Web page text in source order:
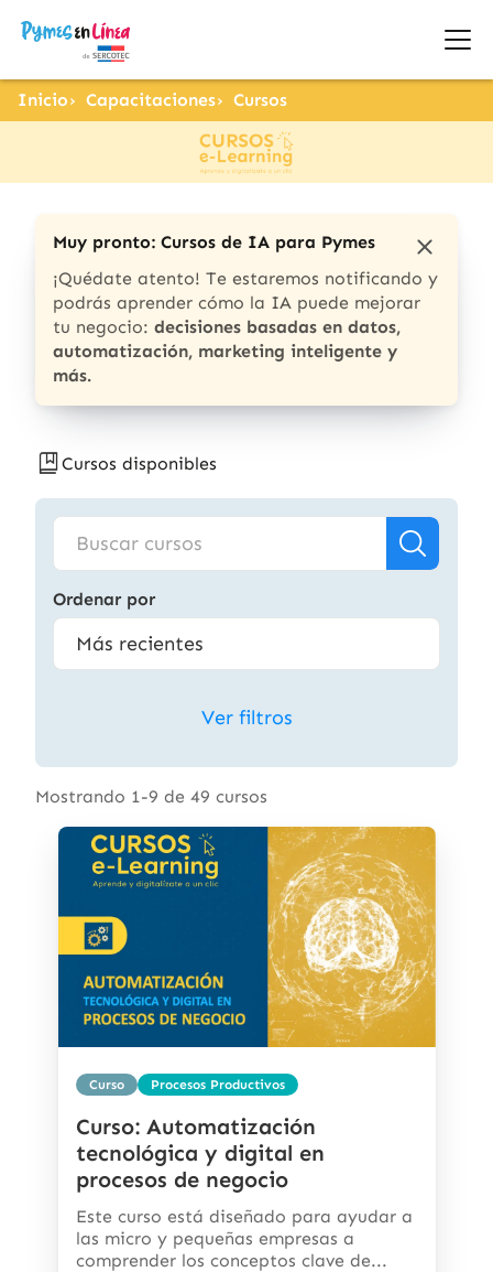
Inicio Capacitaciones Cursos
Muy pronto: Cursos de IA para Pymes
¡Quédate atento! Te estaremos notificando y
podrás aprender cómo la IA puede mejorar
tu negocio: decisiones basadas en datos,
automatización, marketing inteligente y
más.
Cursos disponibles
Ordenar por
Ver filtros
Mostrando 1-9 de 49 cursos
Curso Procesos Productivos
Curso: Automatización
tecnológica y digital en
procesos de negocio
Este curso está diseñado para ayudar a
las micro y pequeñas empresas a
comprender los conceptos clave de...